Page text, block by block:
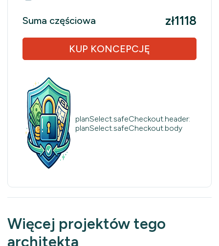
Suma częściowa zł1118
KUP KONCEPCJĘ
planSelect.safeCheckout.header:
planSelect.safeCheckout.body
Więcej projektów tego
architekta